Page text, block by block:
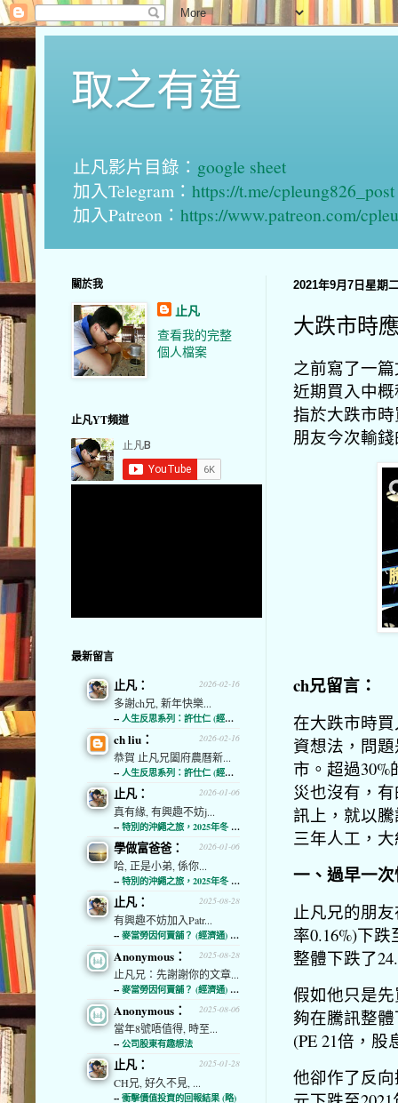
取之有道
止凡影片目錄： google sheet
加入Telegram： https://t.me/cpleung826_post
加入Patreon： https://www.patreon.com/
2021年9月7日星期
大跌市時
之前寫了一
近期買入中
指於大跌市
朋友今次輸
ch兄留言：
在大跌市時買
資想法，問
市。超過
災也沒有，
訊上，就以
三年人工，
一、過早一
止凡兄的朋友
率0.16%)下跌
整體下跌了
假如他只是
夠在騰訊整體
(PE 21倍，股
他卻作了反向
關於我
止凡
查看我的完整
個人檔案
止凡YT頻道
最新留言
2026-02-16
止凡：
多謝ch兄, 新年快樂...
-- 人生反思系列：許仕仁 (經濟通)
2026-02-16
ch liu：
恭賀 止凡兄闔府農曆新...
-- 人生反思系列：許仕仁 (經濟通)
2026-01-06
止凡：
真有緣, 有興趣不妨j...
-- 特別的沖繩之旅，2025年冬 (經濟通)
2026-01-06
學做富爸爸：
哈, 正是小弟, 係你...
-- 特別的沖繩之旅，2025年冬 (經濟通)
2025-08-28
止凡：
有興趣不妨加入Patr...
-- 麥當勞因何賣舖？ (經濟通) (略)
2025-08-28
Anonymous：
止凡兄：先謝謝你的文章...
-- 麥當勞因何賣舖？ (經濟通) (略)
2025-08-06
Anonymous：
當年8號唔值得, 時至...
-- 公司股東有趣想法
2025-01-28
止凡：
CH兄, 好久不見, ...
-- 衝擊價值投資的回報結果 (略)